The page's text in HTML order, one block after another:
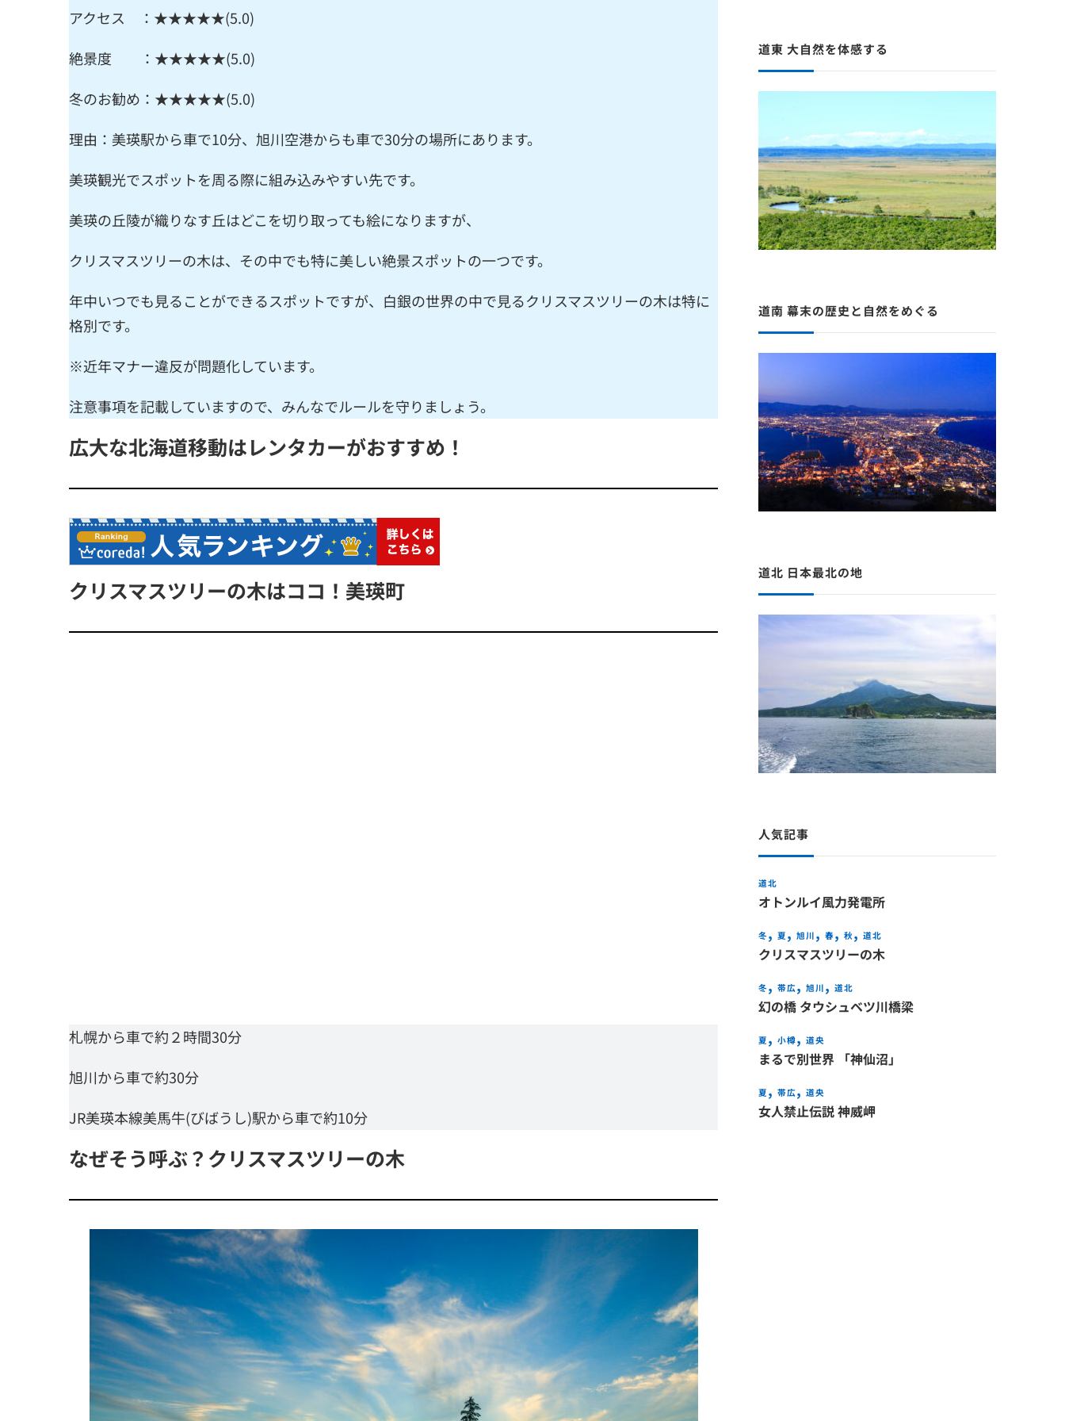
アクセス ：★★★★★(5.0)
絶景度 ：★★★★★(5.0)
冬のお勧め：★★★★★(5.0)
理由：美瑛駅から車で10分、旭川空港からも車で30分の場所にあります。
美瑛観光でスポットを周る際に組み込みやすい先です。
美瑛の丘陵が織りなす丘はどこを切り取っても絵になりますが、
クリスマスツリーの木は、その中でも特に美しい絶景スポットの一つです。
年中いつでも見ることができるスポットですが、白銀の世界の中で見るクリスマスツリーの木は特に
格別です。
※近年マナー違反が問題化しています。
注意事項を記載していますので、みんなでルールを守りましょう。
広大な北海道移動はレンタカーがおすすめ！
クリスマスツリーの木はココ！美瑛町
札幌から車で約２時間30分
旭川から車で約30分
JR美瑛本線美馬牛(びばうし)駅から車で約10分
なぜそう呼ぶ？クリスマスツリーの木
道東 大自然を体感する
道南 幕末の歴史と自然をめぐる
道北 日本最北の地
人気記事
道北
オトンルイ風力発電所
冬 夏 旭川 春 秋 道北
クリスマスツリーの木
冬 帯広 旭川 道北
幻の橋 タウシュベツ川橋梁
夏 小樽 道央
まるで別世界 「神仙沼」
夏 帯広 道央
女人禁止伝説 神威岬